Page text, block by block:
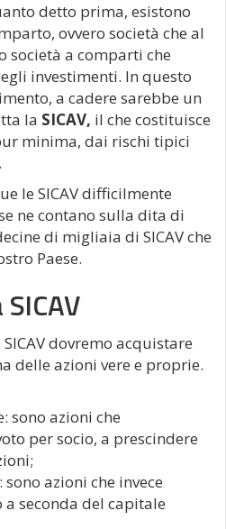
detto prima, esistono
ovvero società che al
società a comparti che
investimenti. In questo
a cadere sarebbe un
la SICAV, il che costituisce
minima, dai rischi tipici
le SICAV difficilmente
ne contano sulla dita di
di migliaia di SICAV che
Paese.
dovremo acquistare
delle azioni vere e proprie.
sono azioni che
per socio, a prescindere
azioni che invece
seconda del capitale